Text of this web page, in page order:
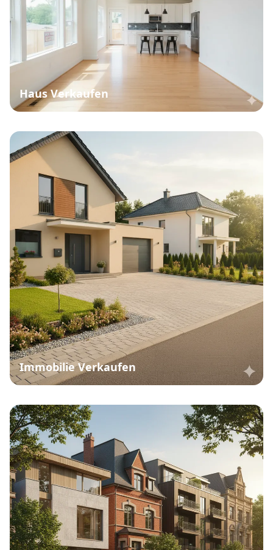
Haus Verkaufen
Immobilie Verkaufen